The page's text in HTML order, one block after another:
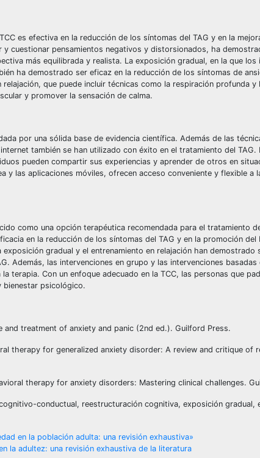
es efectiva en la reducción de los síntomas del TAG y en la
cuestionar pensamientos negativos y distorsionados, ha
más equilibrada y realista. La exposición gradual, en la que los
ha demostrado ser eficaz en la reducción de los síntomas de
que puede incluir técnicas como la respiración profunda y
y promover la sensación de calma.
por una sólida base de evidencia científica. Además de las
también se han utilizado con éxito en el tratamiento del
pueden compartir sus experiencias y aprender de otros en
y las aplicaciones móviles, ofrecen acceso conveniente y flexible a
como una opción terapéutica recomendada para el tratamiento
en la reducción de los síntomas del TAG y en la promoción
gradual y el entrenamiento en relajación han demostrado
Además, las intervenciones en grupo y las intervenciones
terapia. Con un enfoque adecuado en la TCC, las personas que
bienestar psicológico.
treatment of anxiety and panic (2nd ed.). Guilford Press.
therapy for generalized anxiety disorder: A review and critique of
therapy for anxiety disorders: Mastering clinical challenges.
conductual, reestructuración cognitiva, exposición gradual,
en la población adulta: una revisión exhaustiva»
la adultez: una revisión exhaustiva de la literatura